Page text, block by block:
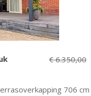
€ 6.350,00
706